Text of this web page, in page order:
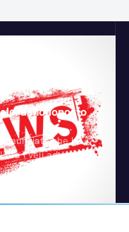
monoposto
che l’8
i veli ad una
per
le emissioni